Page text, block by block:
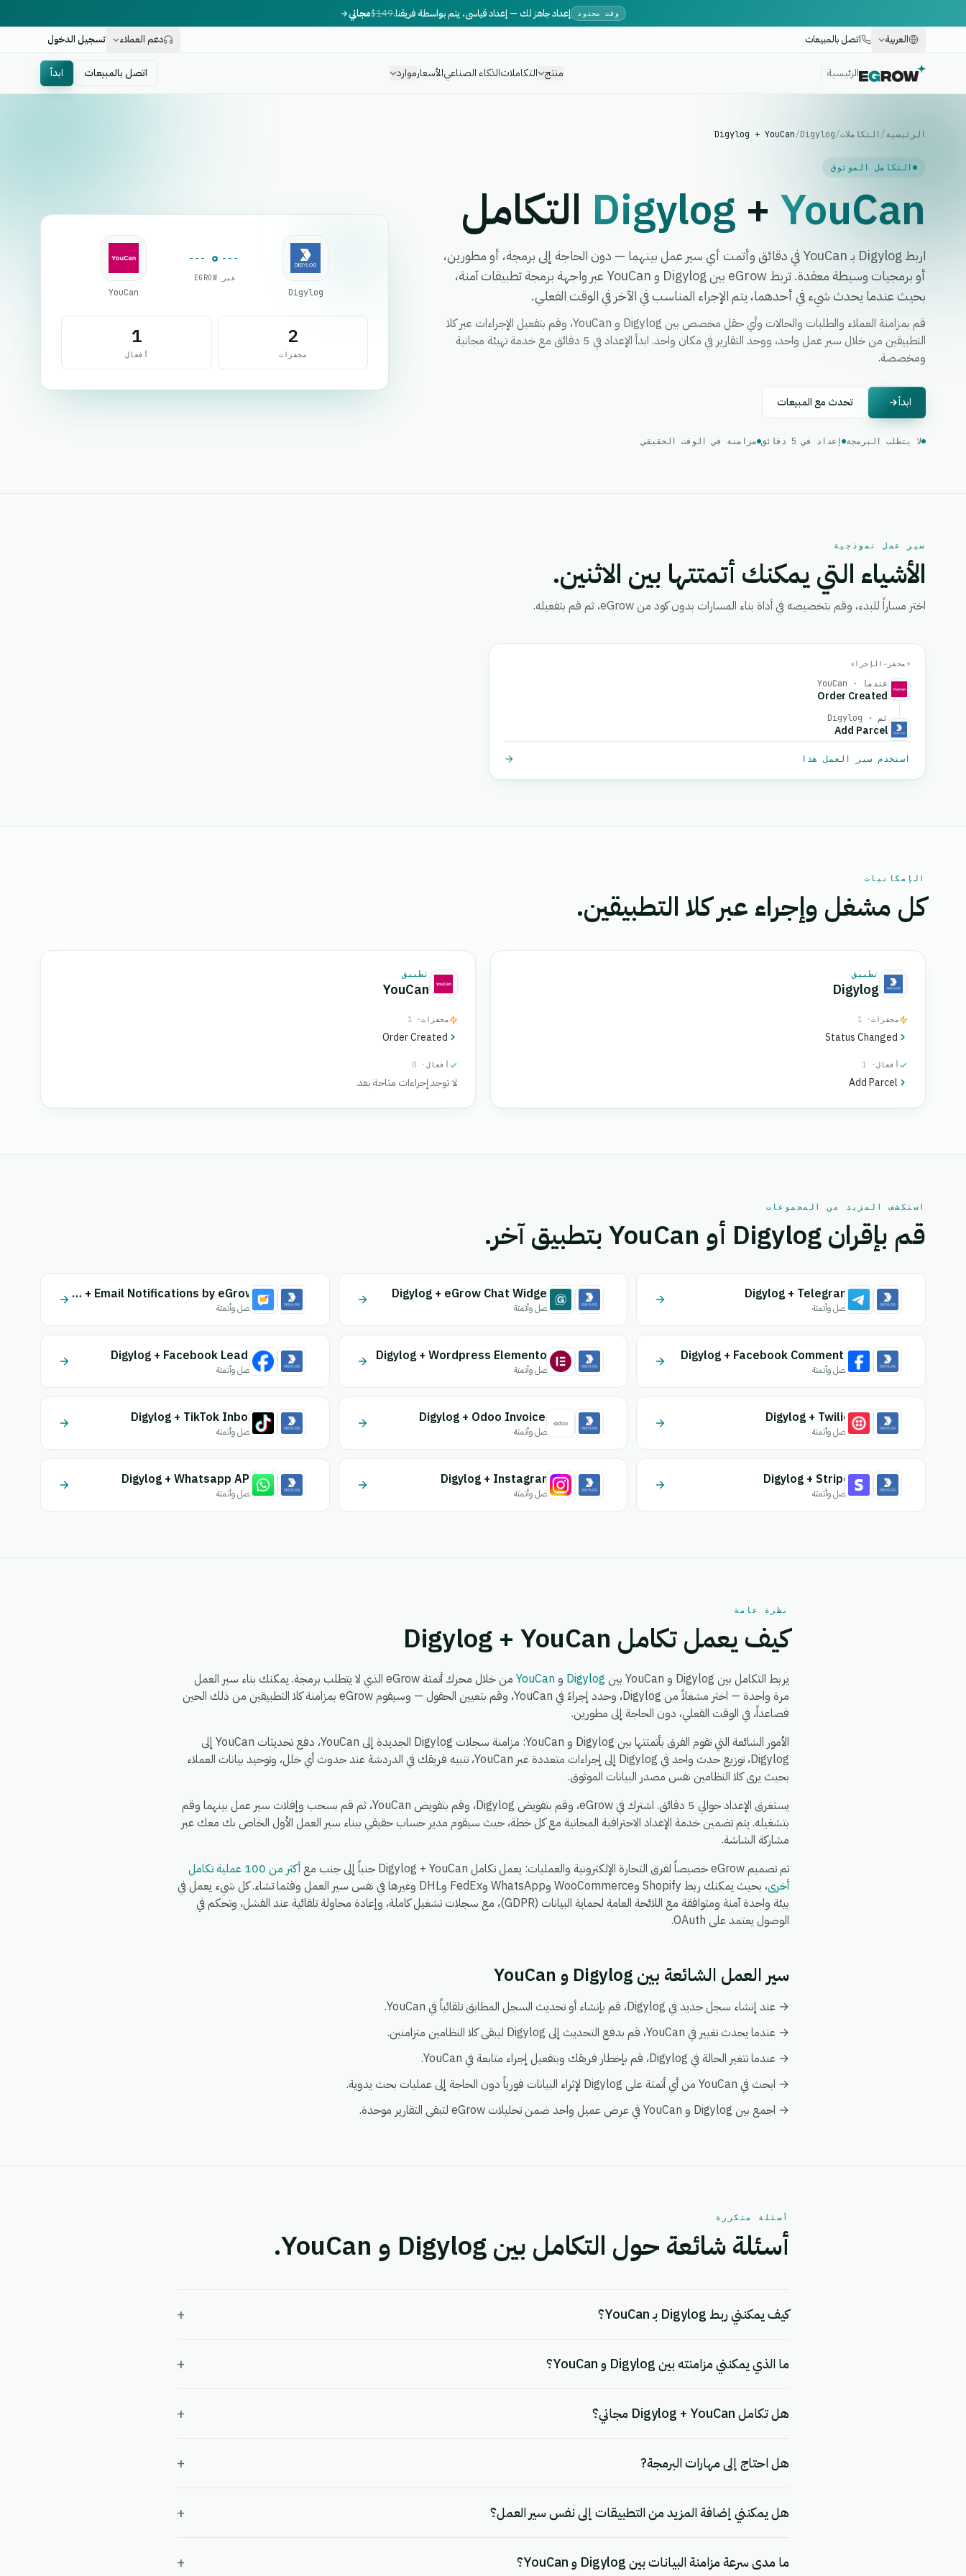
وقت محدود إعداد جاهز لك — إعداد قياسي، يتم بواسطة فريقنا.$149مجاني
العربية
اتصل بالمبيعات دعم العملاء تسجيل الدخول
الرئيسية منتج التكاملاتالذكاء الصناعيالأسعارموارد اتصل بالمبيعات ابدأ
الرئيسية/ التكاملات/
Digylog
/
Digylog + YouCan
التكامل الموثوق
Digylog + YouCan التكامل
اربط Digylog بـ YouCan في دقائق وأتمت أي سير عمل بينهما — دون الحاجة إلى برمجة، أو مطورين،
أو برمجيات وسيطة معقدة. تربط eGrow بين Digylog و YouCan عبر واجهة برمجة تطبيقات آمنة،
بحيث عندما يحدث شيء في أحدهما، يتم الإجراء المناسب في الآخر في الوقت الفعلي.
قم بمزامنة العملاء والطلبات والحالات وأي حقل مخصص بين Digylog و YouCan، وقم بتفعيل الإجراءات عبر كلا
التطبيقين من خلال سير عمل واحد، ووحد التقارير في مكان واحد. ابدأ الإعداد في 5 دقائق مع خدمة تهيئة مجانية
ومخصصة.
ابدأ تحدث مع المبيعات
لا يتطلب البرمجة إعداد في 5 دقائق مزامنة في الوقت الحقيقي
Digylog
عبر EGROW
YouCan
2
محفزات
1
أفعال
سير عمل نموذجية
الأشياء التي يمكنك أتمتتها بين الاثنين.
اختر مساراً للبدء، وقم بتخصيصه في أداة بناء المسارات بدون كود من eGrow، ثم قم بتفعيله.
⚡ محفز →الإجراء
عندما · YouCan
Order Created
ثم · Digylog
Add Parcel
استخدم سير العمل هذا
الإمكانيات
كل مشغل وإجراء عبر كلا التطبيقين.
تطبيق
Digylog
محفزات· 1
Status Changed
أفعال · 1
Add Parcel
تطبيق
YouCan
محفزات· 1
Order Created
أفعال · 0
لا توجد إجراءات متاحة بعد.
استكشف المزيد من المجموعات
قم بإقران Digylog أو YouCan بتطبيق آخر.
Digylog + Telegram
اتصل وأتمتة
Digylog + eGrow Chat Widget
اتصل وأتمتة
Digylog + Email Notifications by eGrow
اتصل وأتمتة
Digylog + Facebook Comments
اتصل وأتمتة
Digylog + Wordpress Elementor
اتصل وأتمتة
Digylog + Facebook Leads
اتصل وأتمتة
Digylog + Twilio
اتصل وأتمتة
Digylog + Odoo Invoices
اتصل وأتمتة
Digylog + TikTok Inbox
اتصل وأتمتة
Digylog + Stripe
اتصل وأتمتة
Digylog + Instagram
اتصل وأتمتة
Digylog + Whatsapp API
اتصل وأتمتة
نظرة عامة
كيف يعمل تكامل Digylog + YouCan
يربط التكامل بين Digylog و YouCan بين Digylog و YouCan
من خلال محرك أتمتة eGrow الذي لا يتطلب برمجة. يمكنك بناء سير العمل
مرة واحدة — اختر مشغلاً من Digylog، وحدد إجراءً في YouCan، وقم بتعيين الحقول — وسيقوم eGrow بمزامنة كلا التطبيقين من ذلك الحين
فصاعداً، في الوقت الفعلي، دون الحاجة إلى مطورين.
الأمور الشائعة التي تقوم الفرق بأتمتتها بين Digylog و YouCan: مزامنة سجلات Digylog الجديدة إلى YouCan، دفع تحديثات YouCan إلى
Digylog، توزيع حدث واحد في Digylog إلى إجراءات متعددة عبر YouCan، تنبيه فريقك في الدردشة عند حدوث أي خلل، وتوحيد بيانات العملاء
بحيث يرى كلا النظامين نفس مصدر البيانات الموثوق.
يستغرق الإعداد حوالي 5 دقائق. اشترك في eGrow، وقم بتفويض Digylog، وقم بتفويض YouCan، ثم قم بسحب وإفلات سير عمل بينهما وقم
بتشغيله. يتم تضمين خدمة الإعداد الاحترافية المجانية مع كل خطة، حيث سيقوم مدير حساب حقيقي ببناء سير العمل الأول الخاص بك معك عبر
مشاركة الشاشة.
تم تصميم eGrow خصيصاً لفرق التجارة الإلكترونية والعمليات: يعمل تكامل Digylog + YouCan جنباً إلى جنب مع
أكثر من 100 عملية تكامل
أخرى
، بحيث يمكنك ربط Shopify وWooCommerce وWhatsApp وFedEx وDHL وغيرها في نفس سير العمل وقتما تشاء. كل شيء يعمل في
بيئة واحدة آمنة ومتوافقة مع اللائحة العامة لحماية البيانات (GDPR)، مع سجلات تشغيل كاملة، وإعادة محاولة تلقائية عند الفشل، وتحكم في
الوصول يعتمد على OAuth.
سير العمل الشائعة بين Digylog و YouCan
→ عند إنشاء سجل جديد في Digylog، قم بإنشاء أو تحديث السجل المطابق تلقائياً في YouCan.
→ عندما يحدث تغيير في YouCan، قم بدفع التحديث إلى Digylog ليبقى كلا النظامين متزامنين.
→ عندما تتغير الحالة في Digylog، قم بإخطار فريقك وبتفعيل إجراء متابعة في YouCan.
→ ابحث في YouCan من أي أتمتة على Digylog لإثراء البيانات فورياً دون الحاجة إلى عمليات بحث يدوية.
→ اجمع بين Digylog و YouCan في عرض عميل واحد ضمن تحليلات eGrow لتبقى التقارير موحدة.
أسئلة متكررة
أسئلة شائعة حول التكامل بين Digylog و YouCan.
كيف يمكنني ربط Digylog بـ YouCan؟ +
ما الذي يمكنني مزامنته بين Digylog و YouCan؟ +
هل تكامل Digylog + YouCan مجاني؟ +
هل احتاج إلى مهارات البرمجة? +
هل يمكنني إضافة المزيد من التطبيقات إلى نفس سير العمل؟ +
ما مدى سرعة مزامنة البيانات بين Digylog و YouCan؟ +